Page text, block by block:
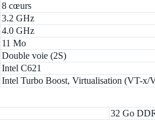
8 cœurs
3.2 GHz
4.0 GHz
11 Mo
Double voie (2S)
Intel C621
Intel Turbo Boost, Virtualisation (VT-x/
32 Go